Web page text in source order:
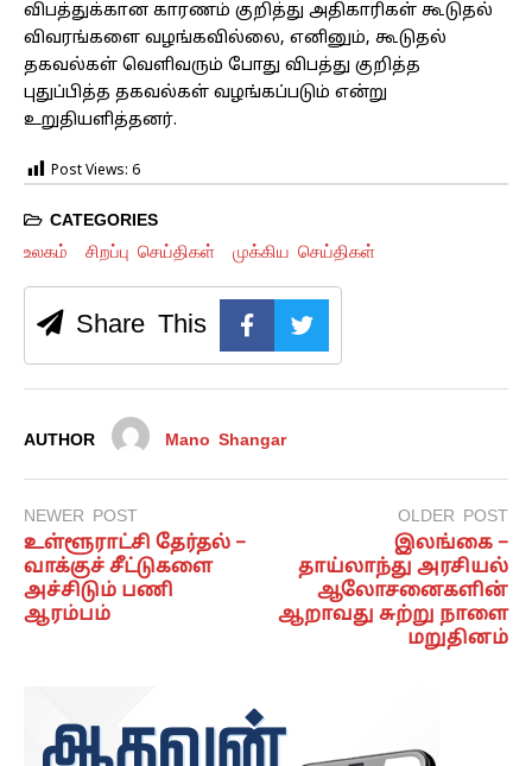
விபத்துக்கான காரணம் குறித்து அதிகாரிகள் கூடுதல்
விவரங்களை வழங்கவில்லை, எனினும், கூடுதல்
தகவல்கள் வெளிவரும் போது விபத்து குறித்த
புதுப்பித்த தகவல்கள் வழங்கப்படும் என்று
உறுதியளித்தனர்.
Post Views: 6
CATEGORIES
உலகம் சிறப்பு செய்திகள் முக்கிய செய்திகள்
Share This
AUTHOR Mano Shangar
NEWER POST
உள்ளூராட்சி தேர்தல் –
வாக்குச் சீட்டுகளை
அச்சிடும் பணி
ஆரம்பம்
OLDER POST
இலங்கை –
தாய்லாந்து அரசியல்
ஆலோசனைகளின்
ஆறாவது சுற்று நாளை
மறுதினம்